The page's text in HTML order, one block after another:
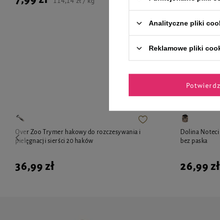
Zaufane
Over Zoo Trymer hakowy do rozczesywania i
pielęgnacji sierści 20 haków
36,99 zł
Dolina
bez paska
26,99 zł
Analityczne pliki
Reklamowe pliki